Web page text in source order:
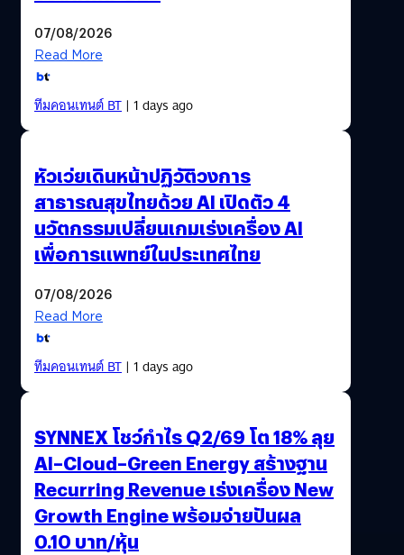
07/08/2026
Read More
ทีมคอนเทนต์ BT| 1 days ago
หัวเว่ยเดินหน้าปฏิวัติวงการ
สาธารณสุขไทยด้วย AI เปิดตัว 4
นวัตกรรมเปลี่ยนเกมเร่งเครื่อง AI
เพื่อการแพทย์ในประเทศไทย
07/08/2026
Read More
ทีมคอนเทนต์ BT| 1 days ago
SYNNEX โชว์กำไร Q2/69 โต 18% ลุย
AI–Cloud–Green Energy สร้างฐาน
Recurring Revenue เร่งเครื่อง New
Growth Engine พร้อมจ่ายปันผล
0.10 บาท/หุ้น